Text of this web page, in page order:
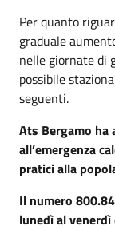
Per quanto
graduale
nelle giornate di
possibile
seguenti.
Ats Bergamo
all’emergenza
pratici alla
Il numero
lunedì al